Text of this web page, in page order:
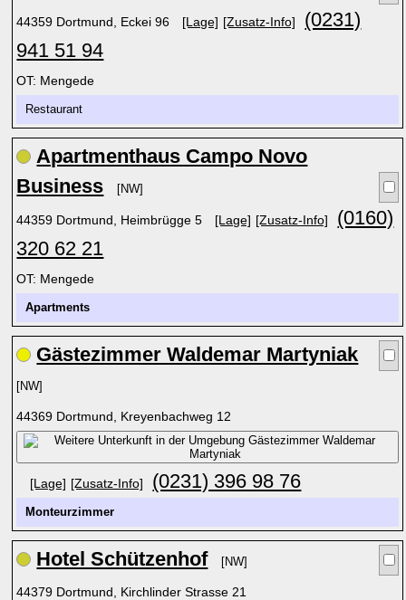
44359 Dortmund, Eckei 96 [Lage] [Zusatz-Info]
(0231)
941 51 94
OT: Mengede
Restaurant
Apartmenthaus Campo Novo
Business
[NW]
44359 Dortmund, Heimbrügge 5 [Lage] [Zusatz-Info]
(0160)
320 62 21
OT: Mengede
Apartments
Gästezimmer Waldemar Martyniak
[NW]
44369 Dortmund, Kreyenbachweg 12
[Lage] [Zusatz-Info] (0231) 396 98 76
Monteurzimmer
Hotel Schützenhof [NW]
44379 Dortmund, Kirchlinder Strasse 21